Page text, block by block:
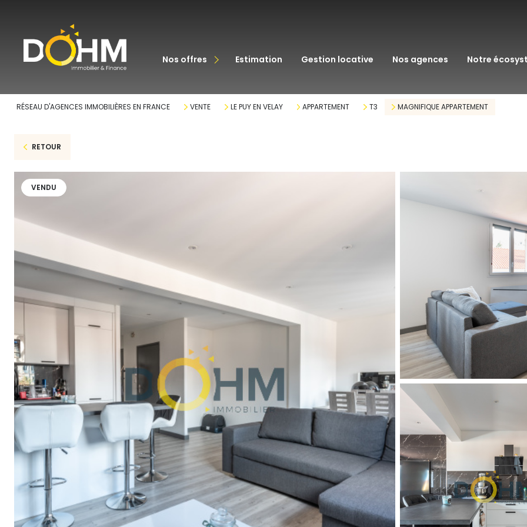
nos offres
acheter estimation gestion locative nos agences notre
courtage en
RÉSEAU D'AGENCES IMMOBILIÈRES EN FRANCE VENTE LE PUY EN VELAY APPARTEMENT T3 MAGNIFIQUE APPARTEMENT
RETOUR
VENDU